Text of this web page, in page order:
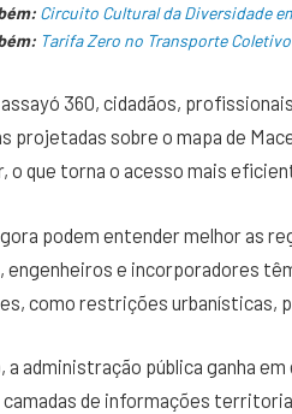
Circuito Cultural da Diversidade
Tarifa Zero no Transporte
360, cidadãos,
projetadas sobre o mapa de
o que torna o acesso mais
podem entender melhor as
e incorporadores
como restrições urbanísticas,
a administração pública ganha
de informações